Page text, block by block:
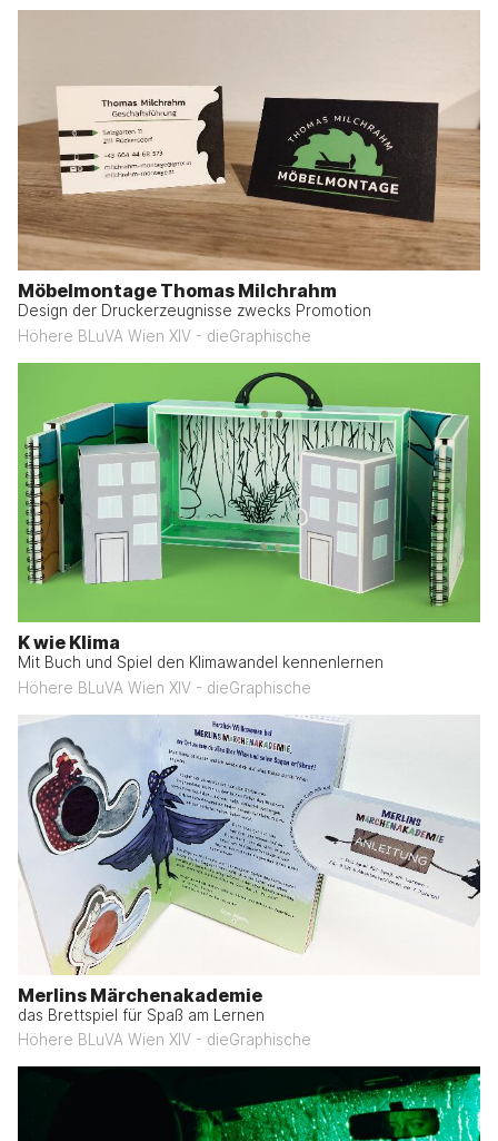
Möbelmontage Thomas Milchrahm
Design der Druckerzeugnisse zwecks Promotion
Höhere BLuVA Wien XIV - dieGraphische
K wie Klima
Mit Buch und Spiel den Klimawandel kennenlernen
Höhere BLuVA Wien XIV - dieGraphische
Merlins Märchenakademie
das Brettspiel für Spaß am Lernen
Höhere BLuVA Wien XIV - dieGraphische